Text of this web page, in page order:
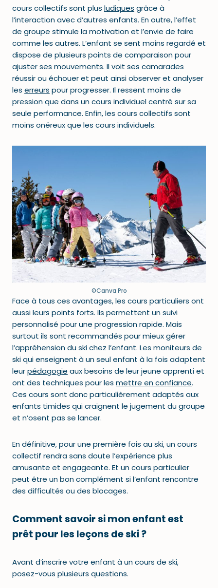
cours collectifs sont plus ludiques grâce à
l’interaction avec d’autres enfants. En outre, l’effet
de groupe stimule la motivation et l’envie de faire
comme les autres. L’enfant se sent moins regardé et
dispose de plusieurs points de comparaison pour
ajuster ses mouvements. Il voit ses camarades
réussir ou échouer et peut ainsi observer et analyser
les erreurs pour progresser. Il ressent moins de
pression que dans un cours individuel centré sur sa
seule performance. Enfin, les cours collectifs sont
moins onéreux que les cours individuels.
©Canva Pro
Face à tous ces avantages, les cours particuliers ont
aussi leurs points forts. Ils permettent un suivi
personnalisé pour une progression rapide. Mais
surtout ils sont recommandés pour mieux gérer
l’appréhension du ski chez l’enfant. Les moniteurs de
ski qui enseignent à un seul enfant à la fois adaptent
leurpédagogie aux besoins de leur jeune apprenti et
ont des techniques pour les mettre en confiance.
Ces cours sont donc particulièrement adaptés aux
enfants timides qui craignent le jugement du groupe
et n’osent pas se lancer.
En définitive, pour une première fois au ski, un cours
collectif rendra sans doute l’expérience plus
amusante et engageante. Et un cours particulier
peut être un bon complément si l’enfant rencontre
des difficultés ou des blocages.
Comment savoir si mon enfant est
prêt pour les leçons de ski ?
Avant d’inscrire votre enfant à un cours de ski,
posez-vous plusieurs questions.